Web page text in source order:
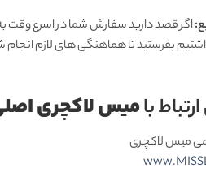
اگر قصد دارید سفارش شما در اسرع وقت
بفرستید تا هماهنگی های لازم
بامیس لاکچری
میس لاکچری